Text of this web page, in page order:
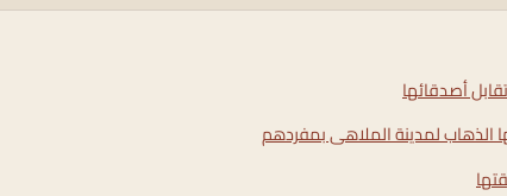
أصدقائها
الذهاب لمدينة الملاهى بمفردهم